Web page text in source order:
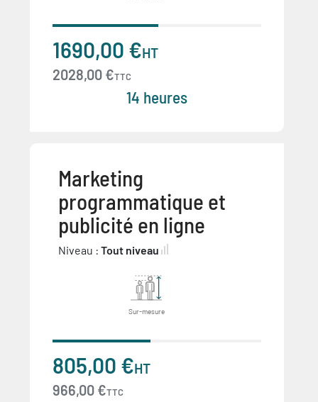
1690,00 €HT
2028,00 €TTC
14 heures
Marketing
programmatique et
publicité en ligne
Niveau : Tout niveau
Sur-mesure
805,00 €HT
966,00 €TTC